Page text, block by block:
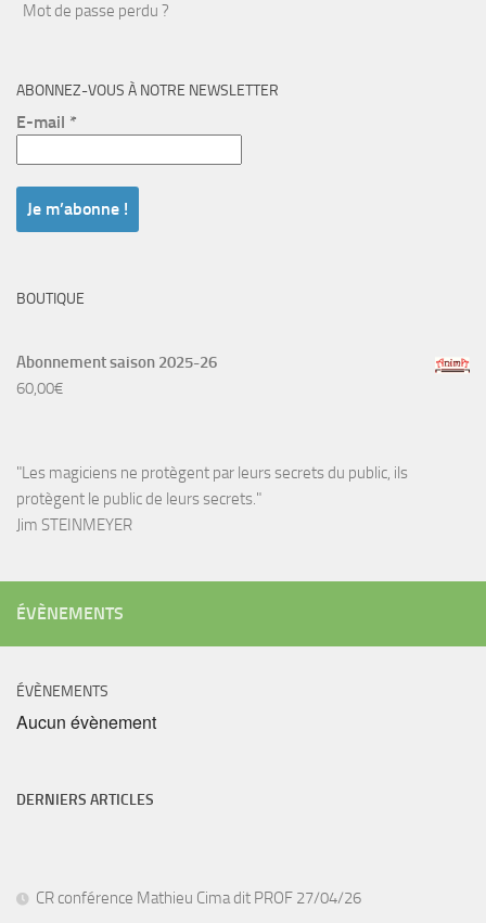
Mot de passe perdu ?
ABONNEZ-VOUS À NOTRE NEWSLETTER
E-mail *
BOUTIQUE
Abonnement saison 2025-26
60,00€
"Les magiciens ne protègent par leurs secrets du public, ils
protègent le public de leurs secrets."
Jim STEINMEYER
ÉVÈNEMENTS
ÉVÈNEMENTS
Aucun évènement
DERNIERS ARTICLES
CR conférence Mathieu Cima dit PROF 27/04/26